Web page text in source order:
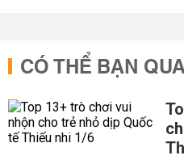
CÓ THỂ BẠN